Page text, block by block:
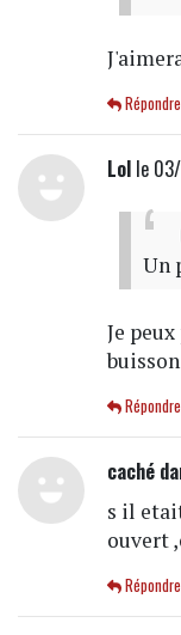
Répondre
Lolle 03/
Un
Je
buisson
Répondre
caché
s il
ouvert
Répondre